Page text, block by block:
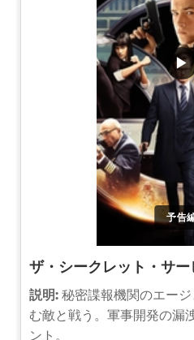
予告
▶
ザ・シークレット・サ
説明: 秘密諜報機関のエー
む敵と戦う。軍事開発の漏
ント。